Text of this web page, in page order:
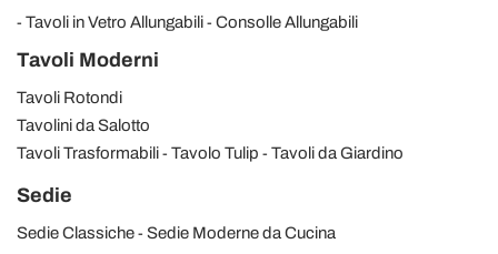
Tavoli in Vetro Allungabili
Consolle Allungabili
Tavoli Moderni
Tavoli Rotondi
Tavolini da Salotto
Tavoli Trasformabili
Tavolo Tulip Tavoli da Giardino
Sedie
Sedie Classiche
Sedie Moderne da Cucina